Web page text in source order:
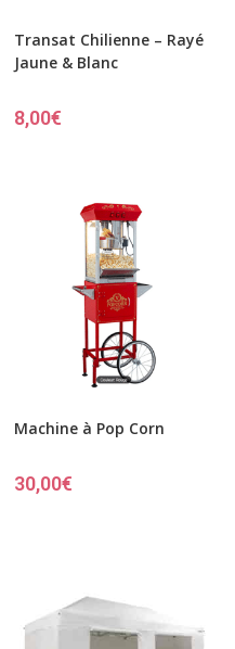
Transat Chilienne – Rayé
Jaune & Blanc
8,00€
Machine à Pop Corn
30,00€